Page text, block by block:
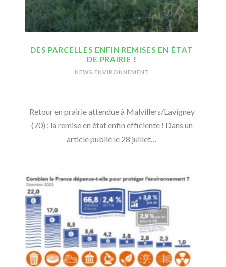
DES PARCELLES ENFIN REMISES EN ÉTAT
DE PRAIRIE !
NEWS ENVIRONNEMENT
Retour en prairie attendue à Malvillers/Lavigney
(70) : la remise en état enfin efficiente ! Dans un
article publié le 28 juillet…